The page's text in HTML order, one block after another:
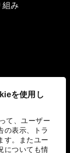
を使用し
て、ユーザー
の表示、トラ
す。またユー
についても情
み